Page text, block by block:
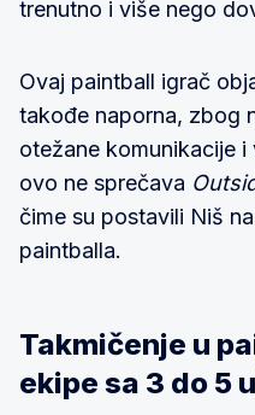
trenutno i više nego
Ovaj paintball igrač
takođe naporna, zbog
otežane komunikacije
ovo ne sprečava
čime su postavili Niš
paintballa.
Takmičenje u
ekipe sa 3 do 5